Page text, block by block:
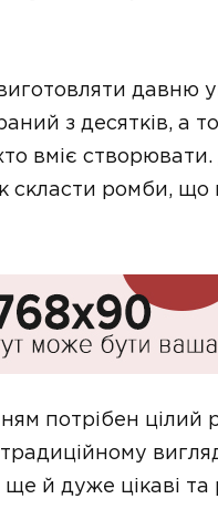
давню
з десятків, а
вміє
скласти ромби, що
потрібен цілий
й дуже цікаві та